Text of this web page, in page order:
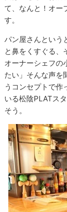
て、なんと！オー
す。
パン屋さんという
と鼻をくすぐる、
オーナーシェフの
たい」そんな声を
うコンセプトで作
いる松陰PLATス
そう。